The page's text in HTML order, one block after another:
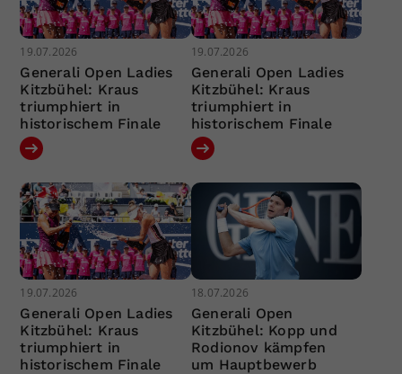
19.07.2026
Generali Open Ladies
Kitzbühel: Kraus
triumphiert in
historischem Finale
19.07.2026
Generali Open Ladies
Kitzbühel: Kraus
triumphiert in
historischem Finale
19.07.2026
Generali Open Ladies
Kitzbühel: Kraus
triumphiert in
historischem Finale
18.07.2026
Generali Open
Kitzbühel: Kopp und
Rodionov kämpfen
um Hauptbewerb